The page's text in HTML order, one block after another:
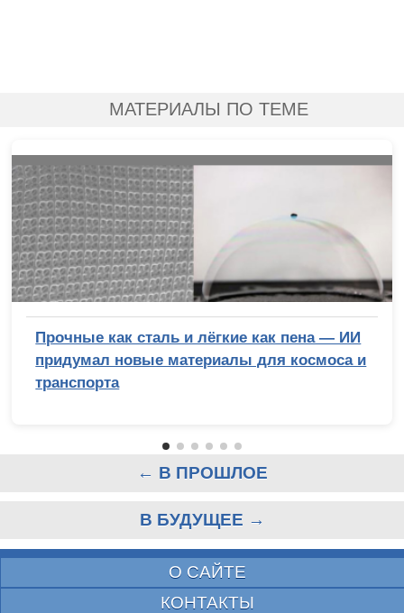
МАТЕРИАЛЫ ПО ТЕМЕ
Прочные как сталь и лёгкие как пена — ИИ
придумал новые материалы для космоса и
транспорта
← В ПРОШЛОЕ
В БУДУЩЕЕ →
О САЙТЕ
КОНТАКТЫ